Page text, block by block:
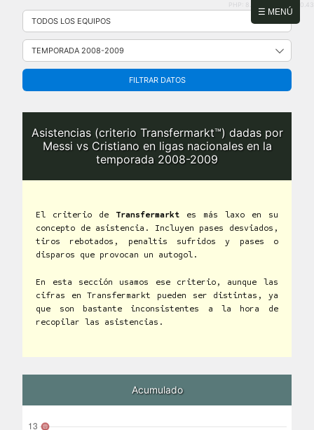
☰ MENÚ
Saltar
contenido
PHP: 8.2.31 | MySQL: 8.0.43
FILTRAR DATOS
Asistencias (criterio Transfermarkt™) dadas por
Messi vs Cristiano en ligas nacionales en la
temporada 2008-2009
El criterio de Transfermarkt es más laxo en su
concepto de asistencia. Incluyen pases desviados,
tiros rebotados, penaltis sufridos y pases o
disparos que provocan un autogol.
En esta sección usamos ese criterio, aunque las
cifras en Transfermarkt pueden ser distintas, ya
que son bastante inconsistentes a la hora de
recopilar las asistencias.
Acumulado